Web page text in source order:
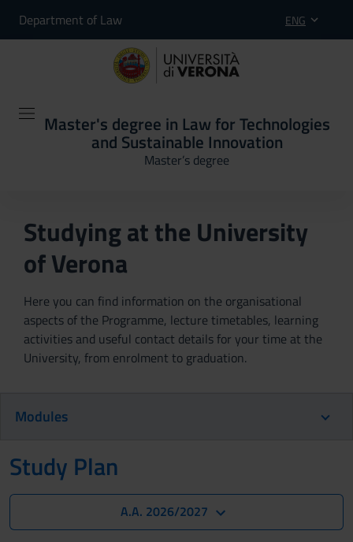
Department of Law ENG
Master's degree in Law for Technologies
and Sustainable Innovation
Master’s degree
Studying at the University
of Verona
Here you can find information on the organisational
aspects of the Programme, lecture timetables, learning
activities and useful contact details for your time at the
University, from enrolment to graduation.
Modules
Study Plan
A.A. 2026/2027